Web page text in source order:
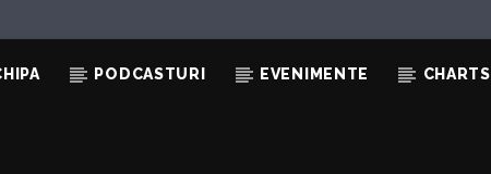
PODCASTURI EVENIMENTE CHARTS